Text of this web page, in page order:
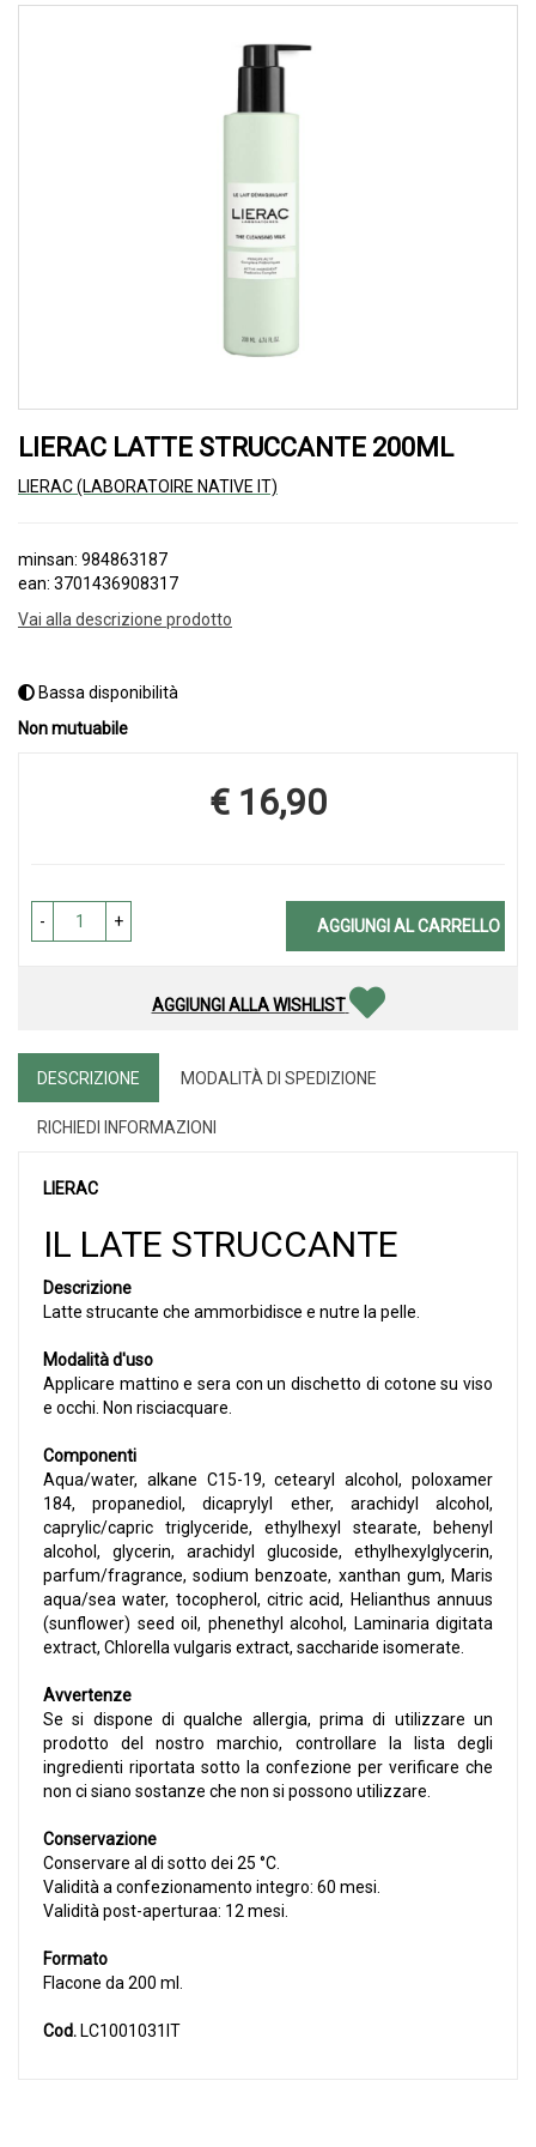
LIERAC LATTE STRUCCANTE 200ML
LIERAC (LABORATOIRE NATIVE IT)
minsan: 984863187
ean: 3701436908317
Vai alla descrizione prodotto
Bassa disponibilità
Non mutuabile
Prezzo
€ 16,90
- + AGGIUNGI AL CARRELLO
AGGIUNGI ALLA WISHLIST
DESCRIZIONE MODALITÀ DI SPEDIZIONE
RICHIEDI INFORMAZIONI
LIERAC
IL LATE STRUCCANTE
Descrizione
Latte strucante che ammorbidisce e nutre la pelle.
Modalità d'uso
Applicare mattino e sera con un dischetto di cotone su viso
e occhi. Non risciacquare.
Componenti
Aqua/water, alkane C15-19, cetearyl alcohol, poloxamer
184, propanediol, dicaprylyl ether, arachidyl alcohol,
caprylic/capric triglyceride, ethylhexyl stearate, behenyl
alcohol, glycerin, arachidyl glucoside, ethylhexylglycerin,
parfum/fragrance, sodium benzoate, xanthan gum, Maris
aqua/sea water, tocopherol, citric acid, Helianthus annuus
(sunflower) seed oil, phenethyl alcohol, Laminaria digitata
extract, Chlorella vulgaris extract, saccharide isomerate.
Avvertenze
Se si dispone di qualche allergia, prima di utilizzare un
prodotto del nostro marchio, controllare la lista degli
ingredienti riportata sotto la confezione per verificare che
non ci siano sostanze che non si possono utilizzare.
Conservazione
Conservare al di sotto dei 25 °C.
Validità a confezionamento integro: 60 mesi.
Validità post-aperturaa: 12 mesi.
Formato
Flacone da 200 ml.
Cod. LC1001031IT